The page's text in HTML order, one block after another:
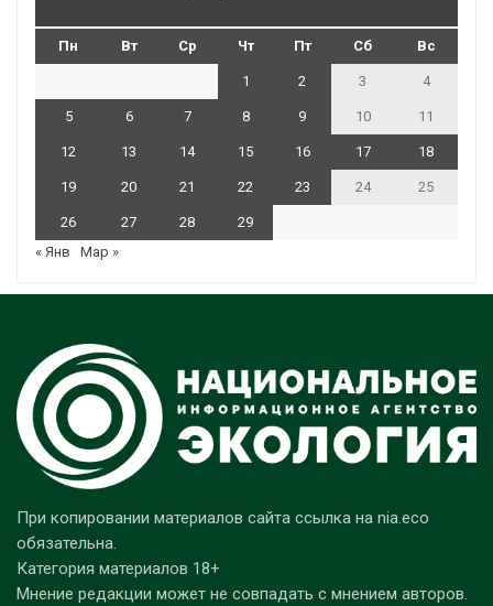
Пн Вт Ср Чт Пт Сб Вс
1 2 3 4
5 6 7 8 9 10 11
12 13 14 15 16 17 18
19 20 21 22 23 24 25
26 27 28
29
« Янв
Мар »
При копировании материалов сайта ссылка на nia.eco
обязательна.
Категория материалов 18+
Мнение редакции может не совпадать с мнением авторов.